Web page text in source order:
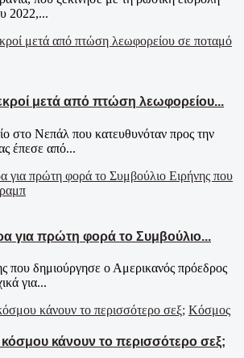
2022,...
μετά από πτώση λεωφορείου...
στο Νεπάλ που κατευθυνόταν προς την
έπεσε από...
για πρώτη φορά το Συμβούλιο...
που δημιούργησε ο Αμερικανός πρόεδρος
για...
Κόσμος
κάνουν το περισσότερο σεξ;